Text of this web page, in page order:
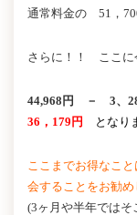
通常料金の 51，
さらに！！ ここに
44,968円 － 3、
36，179 円 となり
ここまでお得なこ
会することをお勧め
(3ヶ月や半年では